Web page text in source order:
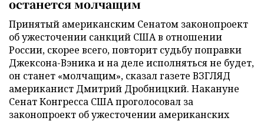
останется молчащим
Принятый американским Сенатом законопроект
об ужесточении санкций США в отношении
России, скорее всего, повторит судьбу поправки
Джексона-Вэника и на деле исполняться не будет,
он станет «молчащим», сказал газете ВЗГЛЯД
американист Дмитрий Дробницкий. Накануне
Сенат Конгресса США проголосовал за
законопроект об ужесточении американских